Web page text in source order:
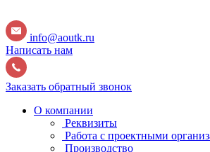
info@aoutk.ru
Написать нам
Заказать обратный звонок
О компании
Реквизиты
Работа с проектными
Производство